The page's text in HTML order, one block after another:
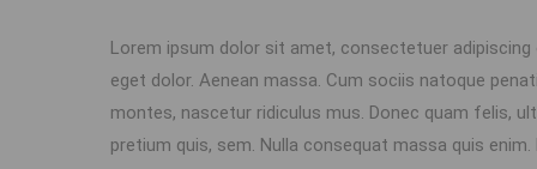
Lorem ipsum dolor sit amet, consectetuer
eget dolor. Aenean massa. Cum sociis natoque
montes, nascetur ridiculus mus. Donec quam felis,
pretium quis, sem. Nulla consequat massa quis